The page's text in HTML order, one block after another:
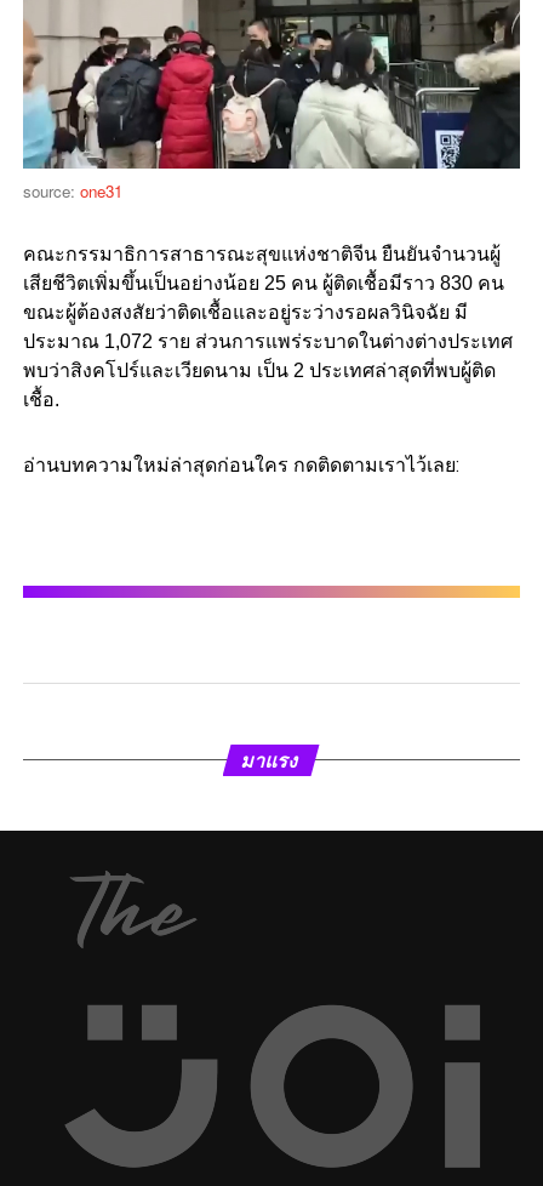
source: one31
คณะกรรมาธิการสาธารณะสุขแห่งชาติจีน ยืนยันจำนวนผู้
เสียชีวิตเพิ่มขึ้นเป็นอย่างน้อย 25 คน ผู้ติดเชื้อมีราว 830 คน
ขณะผู้ต้องสงสัยว่าติดเชื้อและอยู่ระว่างรอผลวินิจฉัย มี
ประมาณ 1,072 ราย ส่วนการแพร่ระบาดในต่างต่างประเทศ
พบว่าสิงคโปร์และเวียดนาม เป็น 2 ประเทศล่าสุดที่พบผู้ติด
เชื้อ.
อ่านบทความใหม่ล่าสุดก่อนใคร กดติดตามเราไว้เลย:
มาแรง